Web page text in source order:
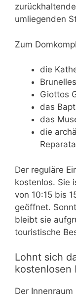
umliegenden
Zum
die
Giottos
das
das
die
Der reguläre
kostenlos. Sie
von 10:15 bis
geöffnet.
bleibt sie
touristische
Lohnt sich
kostenlosen
Der